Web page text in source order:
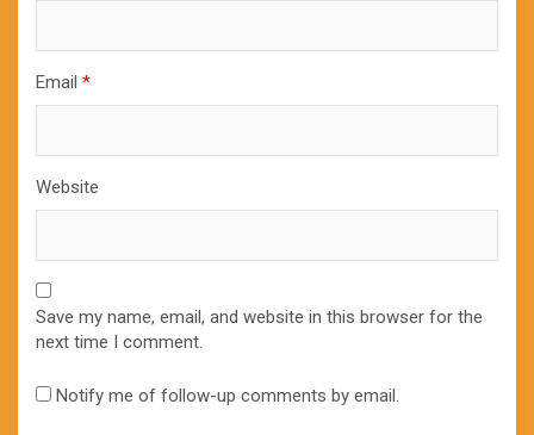
Email *
Website
Save my name, email, and website in this browser for the
next time I comment.
Notify me of follow-up comments by email.